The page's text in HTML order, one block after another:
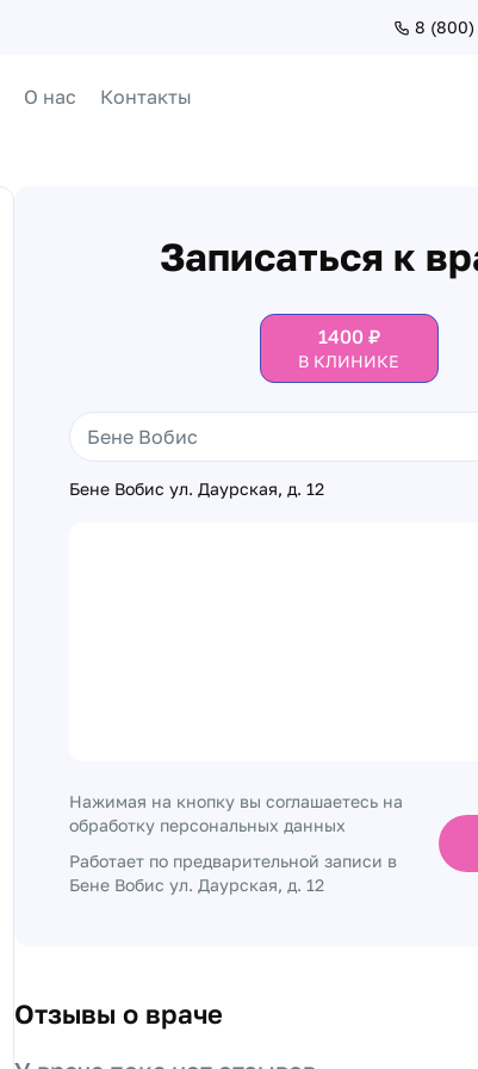
8 (800)
О нас Контакты
Записаться к
1400₽
В КЛИНИКЕ
Бене Вобис ул. Даурская, д. 12
Нажимая на кнопку вы соглашаетесь на
обработку персональных данных
Работает по предварительной записи в
Бене Вобис ул. Даурская, д. 12
Отзывы о враче